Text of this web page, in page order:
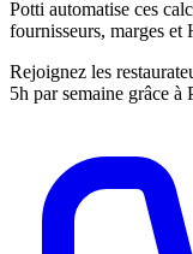
Potti automatise ces
fournisseurs, marges
Rejoignez les
5h par semaine grâce à